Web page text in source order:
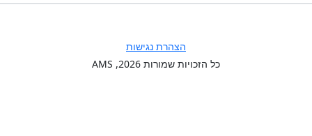
כל הזכויות שמורות 2026
, AMS
הצהרת נגישות